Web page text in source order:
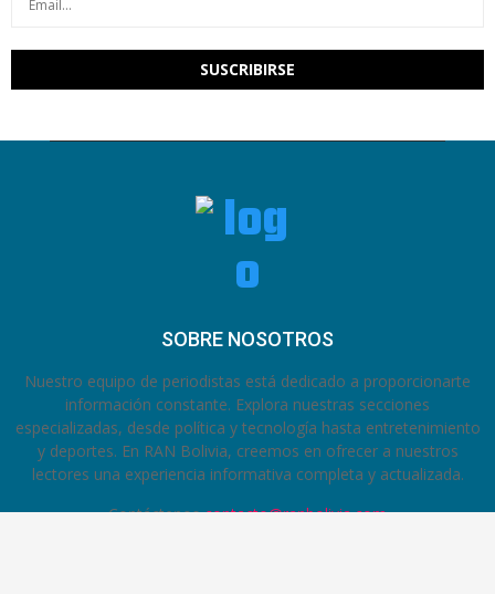
SOBRE NOSOTROS
Nuestro equipo de periodistas está dedicado a proporcionarte
información constante. Explora nuestras secciones
especializadas, desde política y tecnología hasta entretenimiento
y deportes. En RAN Bolivia, creemos en ofrecer a nuestros
lectores una experiencia informativa completa y actualizada.
Contáctenoscontacto@ranbolivia.com